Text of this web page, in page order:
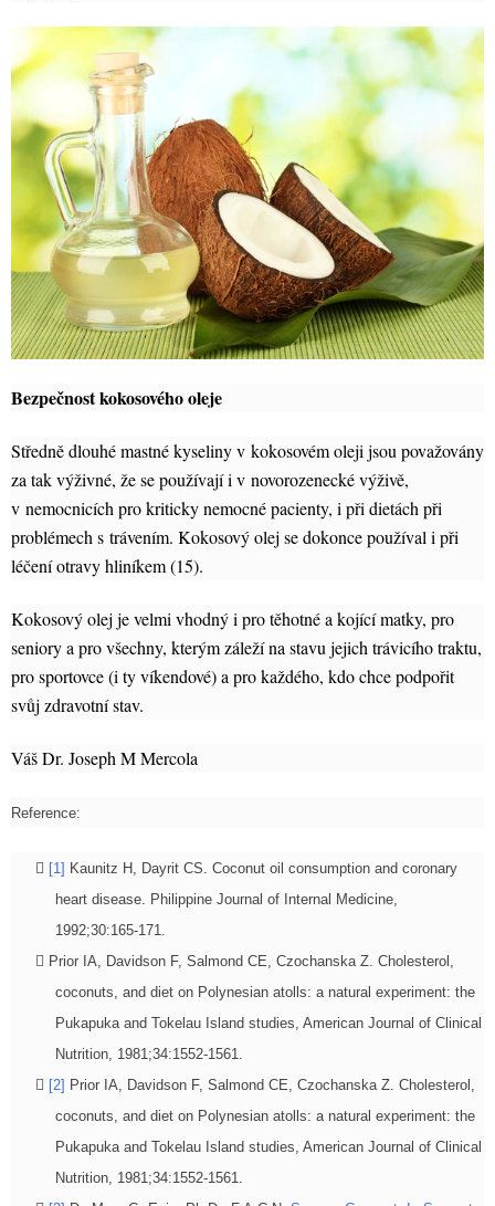
Bezpečnost kokosového oleje
Středně dlouhé mastné kyseliny v kokosovém oleji jsou považovány
za tak výživné, že se používají i v novorozenecké výživě,
v nemocnicích pro kriticky nemocné pacienty, i při dietách při
problémech s trávením. Kokosový olej se dokonce používal i při
léčení otravy hliníkem (15).
Kokosový olej je velmi vhodný i pro těhotné a kojící matky, pro
seniory a pro všechny, kterým záleží na stavu jejich trávicího traktu,
pro sportovce (i ty víkendové) a pro každého, kdo chce podpořit
svůj zdravotní stav.
Váš Dr. Joseph M Mercola
Reference:
[1] Kaunitz H, Dayrit CS. Coconut oil consumption and coronary
heart disease. Philippine Journal of Internal Medicine,
1992;30:165-171.
Prior IA, Davidson F, Salmond CE, Czochanska Z. Cholesterol,
coconuts, and diet on Polynesian atolls: a natural experiment: the
Pukapuka and Tokelau Island studies, American Journal of Clinical
Nutrition, 1981;34:1552-1561.
[2] Prior IA, Davidson F, Salmond CE, Czochanska Z. Cholesterol,
coconuts, and diet on Polynesian atolls: a natural experiment: the
Pukapuka and Tokelau Island studies, American Journal of Clinical
Nutrition, 1981;34:1552-1561.